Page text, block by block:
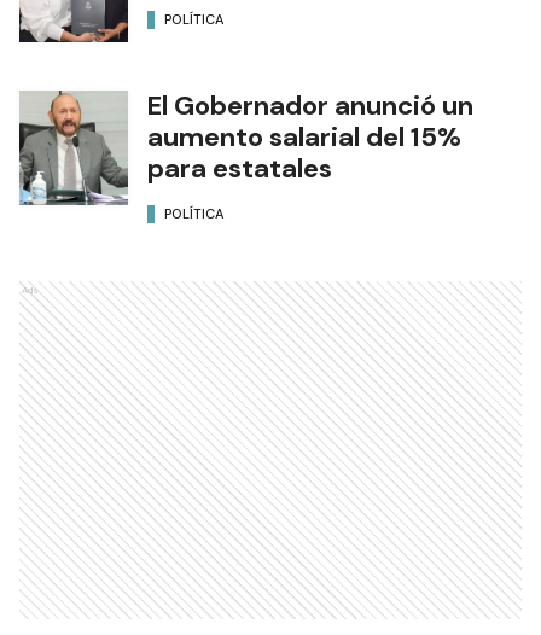
POLÍTICA
El Gobernador anunció un
aumento salarial del 15%
para estatales
POLÍTICA
Ads